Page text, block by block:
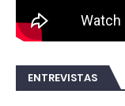
ENTREVISTAS